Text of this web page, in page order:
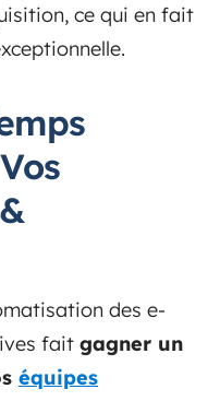
ce qui en fait
des e-
fait gagner un
équipes